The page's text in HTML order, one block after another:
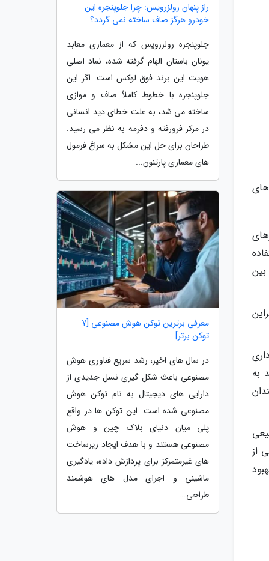
به
از
راز پنهان رولزرویس: چرا جلوپنجره این
خودرو هرگز صاف ساخته نمی گردد؟
جلوپنجره رولزرویس که از معماری معابد
یونان باستان الهام گرفته شده، نماد اصلی
هویت این برند فوق لوکس است. اگر این
جلوپنجره با خطوط کاملاً صاف و موازی
ساخته می شد، به علت خطای دید انسانی
در مرکز فرورفته و دفرمه به نظر می رسید.
طراحان برای حل این مشکل به سراغ فرمول
های معماری پارتنون...
معرفی برترین توکن هوش مصنوعی [7
توکن برتر]
در سال های اخیر، رشد سریع فناوری هوش
مصنوعی باعث شکل گیری نسل جدیدی از
دارایی های دیجیتال به نام توکن هوش
مصنوعی شده است. این توکن ها در واقع
پلی میان دنیای بلاک چین و هوش
مصنوعی هستند و با هدف ایجاد زیرساخت
های غیرمتمرکز برای پردازش داده، یادگیری
ماشینی و اجرای مدل های هوشمند
طراحی...